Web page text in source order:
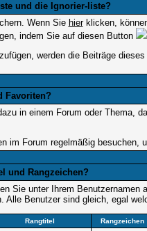
und die Ignorier-liste?
Wenn Sie hierklicken,
indem Sie auf diesen Button
werden die Beiträge
Favoriten?
in einem Forum oder Thema,
Forum regelmäßig besuchen,
und Rangzeichen?
unter Ihrem
Benutzer sind gleich, egal
Rangtitel Rangzeichen